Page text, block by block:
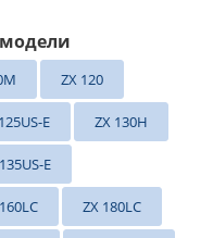
ZX 120
E ZX 130H
E
ZX 180LC